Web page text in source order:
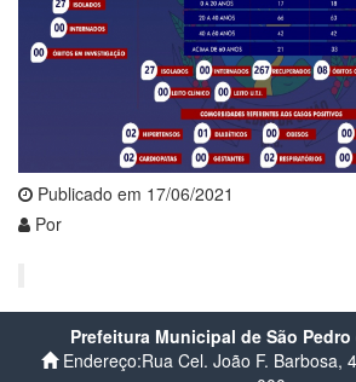
Publicado em 17/06/2021
Por
Prefeitura Municipal de São Pedro
Endereço:Rua Cel. João F. Barbosa,